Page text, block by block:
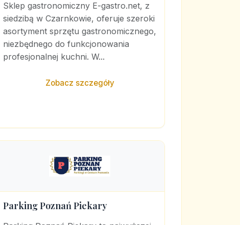
Sklep gastronomiczny E-gastro.net, z
siedzibą w Czarnkowie, oferuje szeroki
asortyment sprzętu gastronomicznego,
niezbędnego do funkcjonowania
profesjonalnej kuchni. W...
Zobacz szczegóły
Parking Poznań Piekary